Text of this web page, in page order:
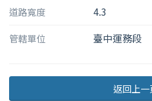
道路寬度 4.3
管轄單位 臺中運務段
返回上一